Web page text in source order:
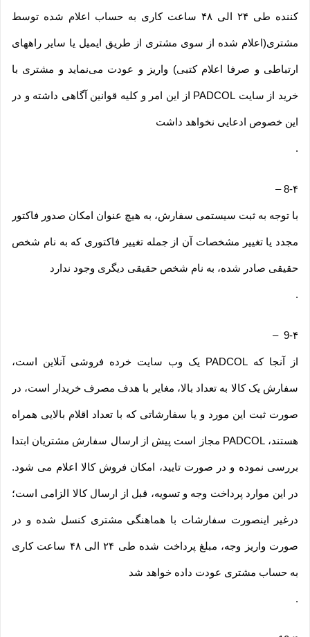
کننده طی ۲۴ الی ۴۸ ساعت کاری به حساب اعلام شده توسط
مشتری(اعلام شده از سوی مشتری از طریق ایمیل یا سایر راههای
ارتباطی و صرفا اعلام کتبی) واریز و عودت می‌نماید و مشتری با
خرید از سایت PADCOL از این امر و کلیه قوانین آگاهی داشته و در
این خصوص ادعایی نخواهد داشت
.
8-۴–
با توجه به ثبت سیستمی سفارش، به هیچ عنوان امکان صدور فاکتور
مجدد یا تغییر مشخصات آن از جمله تغییر فاکتوری که به نام شخص
حقیقی صادر شده، به نام شخص حقیقی دیگری وجود ندارد
.
9-۴ –
از آنجا که PADCOL یک وب ‌سایت خرده‌ فروشی آنلاین است،
سفارش یک کالا به تعداد بالا، مغایر با هدف مصرف خریدار است، در
صورت ثبت این مورد و یا سفارشاتی که با تعداد اقلام بالایی همراه
هستند، PADCOL مجاز است پیش از ارسال سفارش مشتریان ابتدا
بررسی نموده و در صورت تایید، امکان فروش کالا اعلام می شود.
در این موارد پرداخت وجه و تسویه، قبل از ارسال کالا الزامی است؛
درغیر اینصورت سفارشات با هماهنگی مشتری کنسل شده و در
صورت واریز وجه، مبلغ پرداخت شده طی ۲۴ الی ۴۸ ساعت کاری
به حساب مشتری عودت داده خواهد شد
.